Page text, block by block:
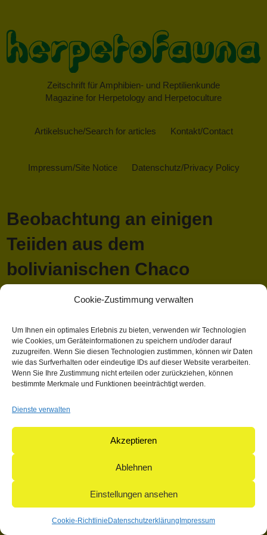
Cookie-Zustimmung verwalten
Um Ihnen ein optimales Erlebnis zu bieten, verwenden wir Technologien
wie Cookies, um Geräteinformationen zu speichern und/oder darauf
zuzugreifen. Wenn Sie diesen Technologien zustimmen, können wir Daten
wie das Surfverhalten oder eindeutige IDs auf dieser Website verarbeiten.
Wenn Sie Ihre Zustimmung nicht erteilen oder zurückziehen, können
bestimmte Merkmale und Funktionen beeinträchtigt werden.
Dienste verwalten
Akzeptieren
Ablehnen
Einstellungen ansehen
Cookie-Richtlinie Datenschutzerklärung Impressum
Zeitschrift für Amphibien- und Reptilienkunde
Magazine for Herpetology and Herpetoculture
Artikelsuche/Search for articles Kontakt/Contact
Impressum/Site Notice Datenschutz/Privacy Policy
Beobachtung an einigen
Teiiden aus dem
bolivianischen Chaco
April 13, 2018 1:03 p.m. Veröffentlicht vonMathieu Hauck
Dieser Artikel wurde verfasst von Mathieu Hauck
Suchen
Suchen
© 2004-2026: herpetofauna Verlags-GmbH | Postfach 11 10 |
71365 Weinstadt | Germany